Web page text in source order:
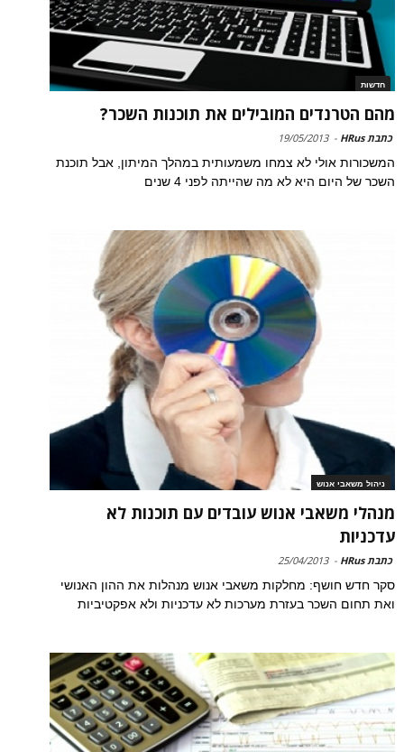
חדשות
מהם הטרנדים המובילים את תוכנות השכר?
כתבת HRus -
19/05/2013
המשכורות אולי לא צמחו משמעותית במהלך המיתון, אבל תוכנת
השכר של היום היא לא מה שהייתה לפני 4 שנים
ניהול משאבי אנוש
מנהלי משאבי אנוש עובדים עם תוכנות לא
עדכניות
כתבת HRus -
25/04/2013
סקר חדש חושף: מחלקות משאבי אנוש מנהלות את ההון האנושי
ואת תחום השכר בעזרת מערכות לא עדכניות ולא אפקטיביות